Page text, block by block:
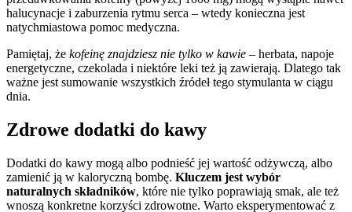
halucynacje i zaburzenia rytmu serca – wtedy konieczna jest
natychmiastowa pomoc medyczna.
Pamiętaj, że kofeinę znajdziesz nie tylko w kawie – herbata, napoje
energetyczne, czekolada i niektóre leki też ją zawierają. Dlatego tak
ważne jest sumowanie wszystkich źródeł tego stymulanta w ciągu
dnia.
Zdrowe dodatki do kawy
Dodatki do kawy mogą albo podnieść jej wartość odżywczą, albo
zamienić ją w kaloryczną bombę. Kluczem jest wybór
naturalnych składników, które nie tylko poprawiają smak, ale też
wnoszą konkretne korzyści zdrowotne. Warto eksperymentować z